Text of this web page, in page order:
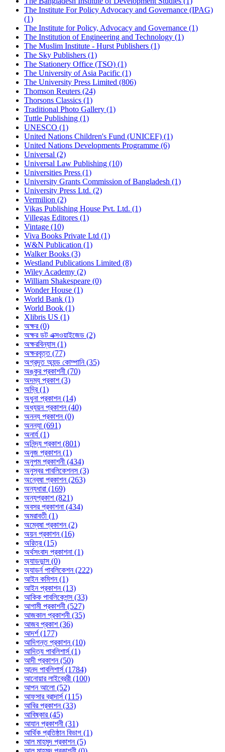
The Institute For Policy Advocacy and Governance (IPAG)
(1)
The Institute for Policy, Advocacy and Governance (1)
The Institution of Engineering and Technology (1)
The Muslim Institute - Hurst Publishers (1)
The Sky Publishers (1)
The Stationery Office (TSO) (1)
The University of Asia Pacific (1)
The University Press Limited (806)
Thomson Reuters (24)
Thorsons Classics (1)
Traditional Photo Gallery (1)
Tuttle Publishing (1)
UNESCO (1)
United Nations Children's Fund (UNICEF) (1)
United Nations Developments Programme (6)
Universal (2)
Universal Law Publishing (10)
Universities Press (1)
University Grants Commission of Bangladesh (1)
University Press Ltd. (2)
Vermilion (2)
Vikas Publishing House Pvt. Ltd. (1)
Villegas Editores (1)
Vintage (10)
Viva Books Private Ltd (1)
W&N Publication (1)
Walker Books (3)
Westland Publications Limited (8)
Wiley Academy (2)
William Shakespeare (0)
Wonder House (1)
World Bank (1)
World Book (1)
Xlibris US (1)
অক্ষর (0)
অক্ষর ডট এক্সওয়াইজেড (2)
অক্ষরবিন্যাস (1)
অক্ষরবৃত্ত (77)
অগ্রদূত অ্যন্ড কোম্পানি (35)
অঙ্কুর প্রকাশনী (70)
অদম্য প্রকাশ (3)
অদ্রি (1)
অধুনা প্রকাশন (14)
অধ্যয়ন প্রকাশন (40)
অনন্য প্রকাশন (0)
অনন্যা (691)
অনার্য (1)
অনিন্দ্য প্রকাশ (801)
অনুজ প্রকাশন (1)
অনুপম প্রকাশনী (434)
অনুস্বর পাবলিকেশনস (3)
অন্বেষা প্রকাশন (263)
অন্যধারা (169)
অন্যপ্রকাশ (821)
অবসর প্রকাশনা (434)
অমরাবতী (1)
অম্বেষা প্রকাশন (2)
অয়ন প্রকাশন (16)
অরিত্র (15)
অর্থসংবাদ প্রকাশনা (1)
অ্যাডভান্স (0)
অ্যাডর্ন পাবলিকেশন (222)
আইন কমিশন (1)
আইন প্রকাশন (13)
আকিক পাবলিকেশন্স (33)
আগামী প্রকাশনী (527)
আজকাল প্রকাশনী (35)
আজব প্রকাশ (36)
আদর্শ (177)
আদিগন্ত প্রকাশন (10)
আদিত্য পাবলিশার্স (1)
আদী প্রকাশন (50)
আনন্দ পাবলিশার্স (1784)
আনোয়ার লাইব্রেরী (100)
আপন আলো (52)
আফসার ব্রাদার্স (115)
আবির প্রকাশন (33)
আবিষ্কার (45)
আযান প্রকাশনী (31)
আর্থিক প্রতিষ্ঠান বিভাগ (1)
আল মাহমুদ প্রকাশন (5)